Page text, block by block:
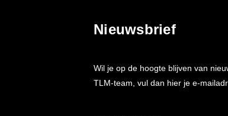
Nieuwsbrief
Wil je op de hoogte blijven van
TLM-team, vul dan hier je e-